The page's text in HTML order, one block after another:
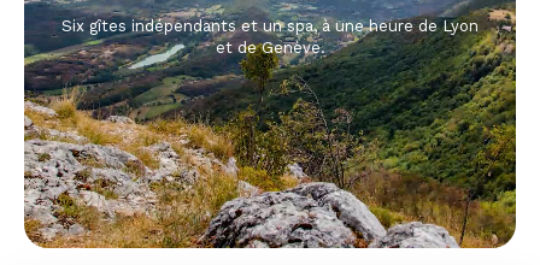
Six gîtes indépendants et un spa, à une heure de Lyon
et de Genève.